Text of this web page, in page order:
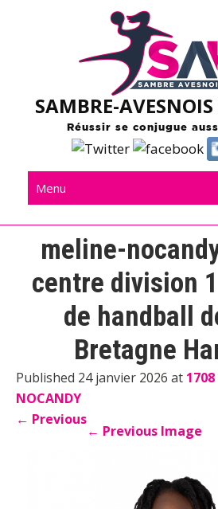
SAMBRE-
Réussir se conjugue
Menu
meline-
centre division
de handball
Bretagne
Published 24 janvier 2026 at
NOCANDY
← Previous
← Previous Image